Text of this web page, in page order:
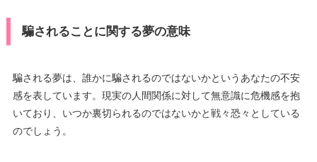
騙されることに関する夢の意味
騙される夢は、誰かに騙されるのではないかというあなたの不安
感を表しています。現実の人間関係に対して無意識に危機感を抱
いており、いつか裏切られるのではないかと戦々恐々としている
のでしょう。